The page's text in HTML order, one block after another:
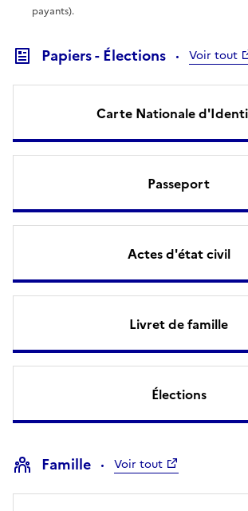
payants).
Papiers - Élections Voir tout
Carte Nationale
Passeport
Actes d'état civil
Livret de famille
Élections
Famille Voir tout